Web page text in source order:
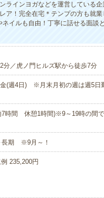
ラインヨガなどを運営している
ア！完全在宅＊テンプの方も就
イルも自由！丁寧に話せる面談
分／虎ノ門ヒルズ駅から徒歩7分
金(週4日) ※月末月初の週は週5
7時間 休憩1時間)※9～19時の間
長期 ※9月～！
235,200円